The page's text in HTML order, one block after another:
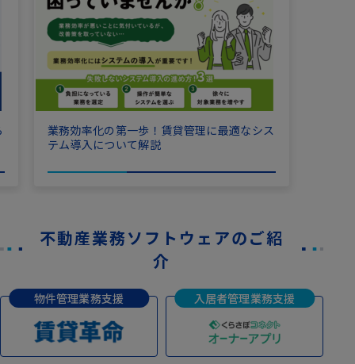
業務効率化の第一歩！賃貸管理に最適なシス
テム導入について解説
不動産業務ソフトウェアのご紹
介
物件管理業務支援 入居者管理業務支援